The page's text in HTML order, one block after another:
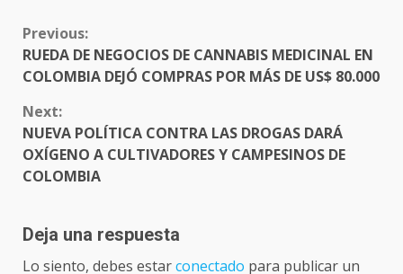
CONTINUE
READING
Previous:
RUEDA DE NEGOCIOS DE CANNABIS MEDICINAL EN
COLOMBIA DEJÓ COMPRAS POR MÁS DE US$ 80.000
Next:
NUEVA POLÍTICA CONTRA LAS DROGAS DARÁ
OXÍGENO A CULTIVADORES Y CAMPESINOS DE
COLOMBIA
Deja una respuesta
Lo siento, debes estarconectado para publicar un